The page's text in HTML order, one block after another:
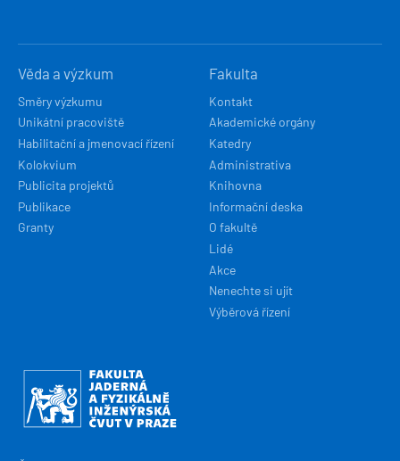
Věda a výzkum
Směry výzkumu
Unikátní pracoviště
Habilitační a jmenovací řízení
Kolokvium
Publicita projektů
Publikace
Granty
Fakulta
Kontakt
Akademické orgány
Katedry
Administrativa
Knihovna
Informační deska
O fakultě
Lidé
Akce
Nenechte si ujít
Výběrová řízení
Obrázek